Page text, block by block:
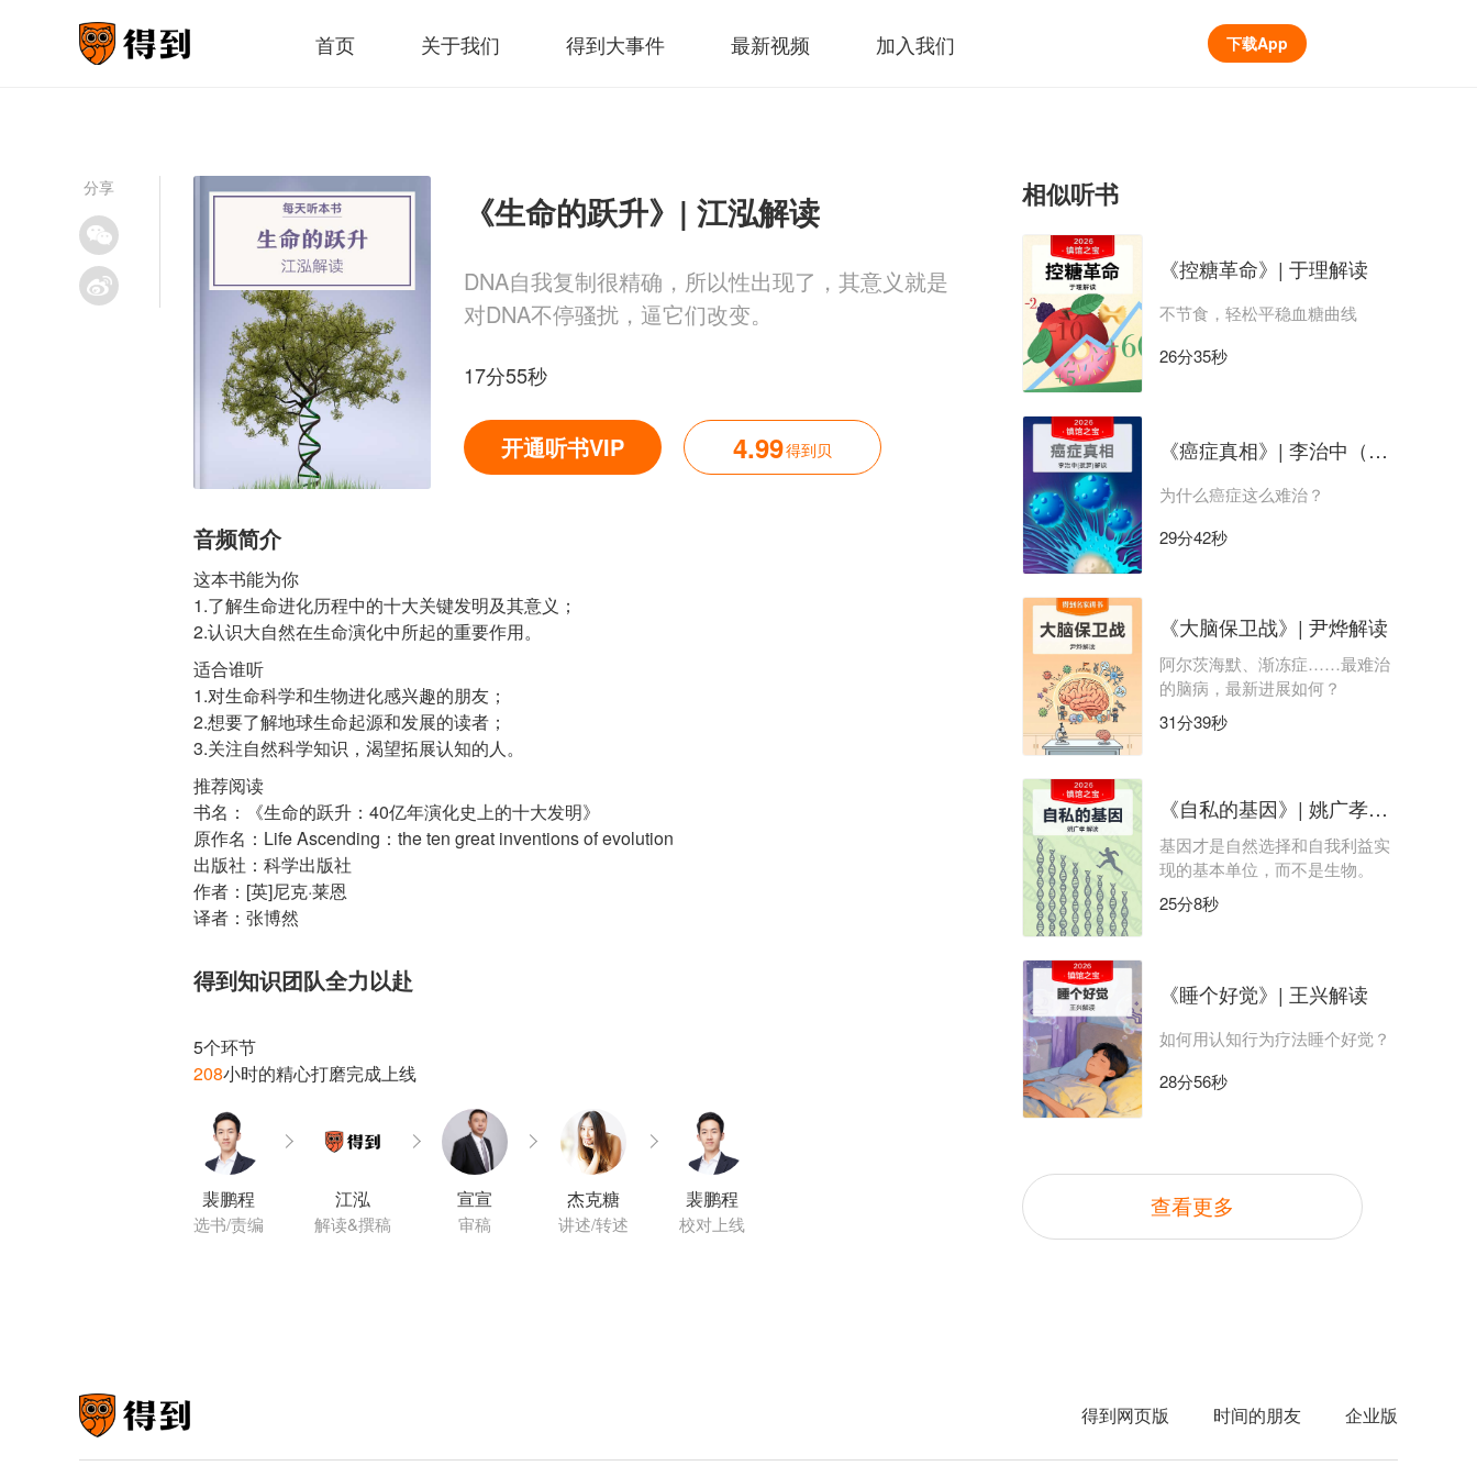
首页 关于我们 得到大事件 最新视频 加入我们 下载App
分享
《生命的跃升》| 江泓解读
DNA自我复制很精确，所以性出现了，其意义就是
对DNA不停骚扰，逼它们改变。
17分55秒
开通听书VIP 4.99得到贝
音频简介
这本书能为你
1.了解生命进化历程中的十大关键发明及其意义；
2.认识大自然在生命演化中所起的重要作用。
适合谁听
1.对生命科学和生物进化感兴趣的朋友；
2.想要了解地球生命起源和发展的读者；
3.关注自然科学知识，渴望拓展认知的人。
推荐阅读
书名：《生命的跃升：40亿年演化史上的十大发明》
原作名：Life Ascending：the ten great inventions of evolution
出版社：科学出版社
作者：[英]尼克·莱恩
译者：张博然
得到知识团队全力以赴
5个环节
208
小时的精心打磨完成上线
裴鹏程
选书/责编
江泓
解读&撰稿
宣宣
审稿
杰克糖
讲述/转述
裴鹏程
校对上线
相似听书
《控糖革命》| 于理解读
不节食，轻松平稳血糖曲线
26分35秒
《癌症真相》| 李治中（菠萝）解读
为什么癌症这么难治？
29分42秒
《大脑保卫战》| 尹烨解读
阿尔茨海默、渐冻症……最难治
的脑病，最新进展如何？
31分39秒
《自私的基因》| 姚广孝解读
基因才是自然选择和自我利益实
现的基本单位，而不是生物。
25分8秒
《睡个好觉》| 王兴解读
如何用认知行为疗法睡个好觉？
28分56秒
查看更多
得到网页版 时间的朋友 企业版